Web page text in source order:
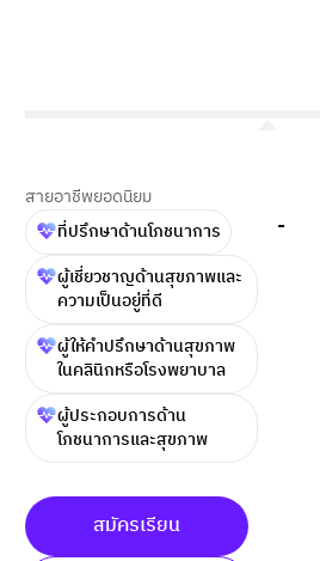
สายอาชีพยอดนิยม
ที่ปรึกษาด้านโภชนาการ
ผู้เชี่ยวชาญด้านสุขภาพและ
ความเป็นอยู่ที่ดี
ผู้ให้คำปรึกษาด้านสุขภาพ
ในคลินิกหรือโรงพยาบาล
ผู้ประกอบการด้าน
โภชนาการและสุขภาพ
-
สมัครเรียน